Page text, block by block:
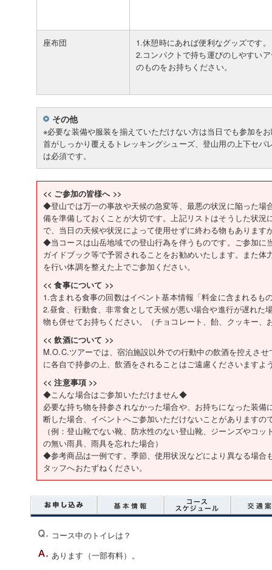
座布団
1.休憩時にあれば便利なグッズです。
2.コンパクトで持ち運びのしやすい
のものをお持ちください。
その他
※必要な装備や服装を揃えていただけない方は当日でも参加を
首がしっかり覆えるトレッキングシューズ、登山用の上下セ
は必須です。
<< ご参加の皆様へ >>
◆登山では万一の事故や天候の急変等、最悪の状況に陥った場
備を準備しておくことが大切です。上記リストはそうした状況
で、当日の天候や状況によって使用せずに終わる物もあります
◆当コースは山岳地域での登山行為を伴うものです。ご参加に
ガイドブック等で予習されることをお勧めいたします。また
を行い体調を整えた上でご参加ください。
<< 食事について >>
1.含まれる食事の回数はイベント基本情報「料金に含まれるも
2.昼食、行動食、非常食として天候が悪い場合や進行が遅れた
物も併せてお持ちください。（チョコレート、飴、クッキー
<< 飲酒について >>
M.O.C.ツアーでは、宿泊施設以外での行動中の飲酒を控えさ
に各自で持参の上、飲酒をされることはご遠慮くださいますよ
<< 注意事項 >>
◆こんな場合はご参加いただけません◆
必要な持ち物を持参されなかった場合や、お持ちになった装
断した場合、イベントへご参加いただけないことがありますの
（例：登山靴でない靴、防水性のない登山靴、ジーンズやコ
の無い雨具、雨具を忘れた場合）
◆参考商品は一例です。季節、使用状況などにより異なる場合
タッフへおたずねください。
コース中のトイレは？
あります（一部有料）。